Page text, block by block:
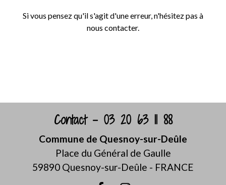
Si vous pensez qu'il s'agit d'une erreur, n'hésitez pas à
nous contacter.
Contact - 03 20 63 11 88
Commune de Quesnoy-sur-Deûle
Place du Général de Gaulle
59890 Quesnoy-sur-Deûle - FRANCE